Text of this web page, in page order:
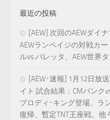
最近の投稿
[AEW] 次回のAEWダイ
AEWランペイジの対戦カ
ルvs.バレッタ、AEW世界
[AEW･速報] 1月12日放
イト 試合結果：CMパンク
ブロディ･キング登場、ラ
復帰、暫定TNT王座戦、他